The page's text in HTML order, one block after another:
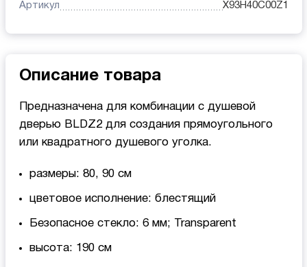
Артикул X93H40C00Z1
Описание товара
Предназначена для комбинации с душевой
дверью BLDZ2 для создания прямоугольного
или квадратного душевого уголка.
размеры: 80, 90 см
цветовое исполнение: блестящий
Безопасное стекло: 6 мм; Transparent
высота: 190 см